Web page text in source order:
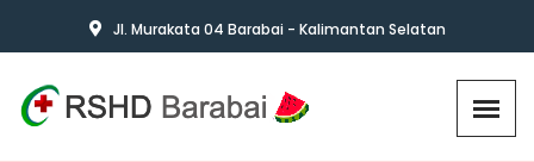
Jl. Murakata 04 Barabai - Kalimantan Selatan